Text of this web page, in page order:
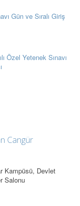
Gün ve Sıralı Giriş
Özel Yetenek Sınavı
Cangür
Kampüsü, Devlet
Salonu